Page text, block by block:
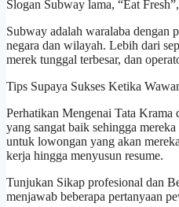
Slogan Subway lama, “Eat
Subway adalah waralaba dengan
negara dan wilayah. Lebih dari
merek tunggal terbesar, dan
Tips Supaya Sukses Ketika
Perhatikan Mengenai Tata Krama
yang sangat baik sehingga
untuk lowongan yang akan
kerja hingga menyusun resume.
Tunjukan Sikap profesional dan
menjawab beberapa pertanyaan